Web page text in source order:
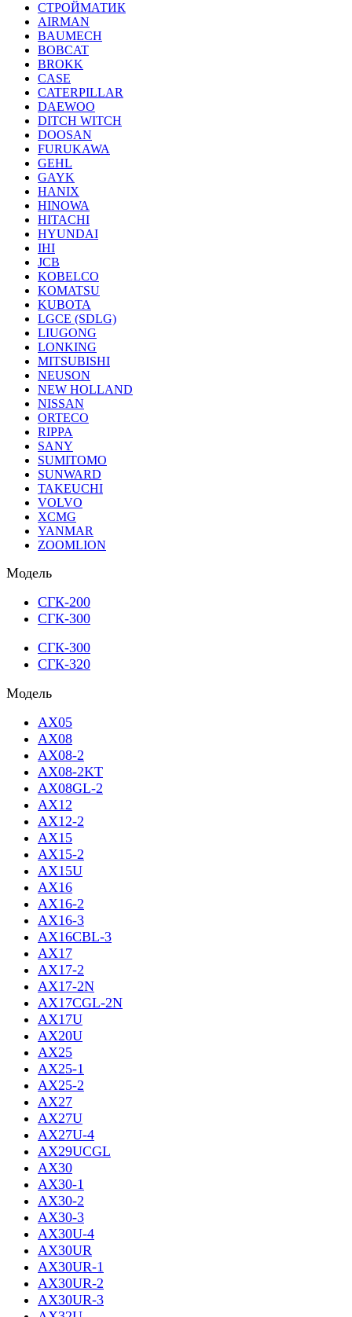
СТРОЙМАТИК
AIRMAN
BAUMECH
BOBCAT
BROKK
CASE
CATERPILLAR
DAEWOO
DITCH WITCH
DOOSAN
FURUKAWA
GEHL
GAYK
HANIX
HINOWA
HITACHI
HYUNDAI
IHI
JCB
KOBELCO
KOMATSU
KUBOTA
LGCE (SDLG)
LIUGONG
LONKING
MITSUBISHI
NEUSON
NEW HOLLAND
NISSAN
ORTECO
RIPPA
SANY
SUMITOMO
SUNWARD
TAKEUCHI
VOLVO
XCMG
YANMAR
ZOOMLION
Модель
СГК-200
СГК-300
СГК-300
СГК-320
Модель
AX05
AX08
AX08-2
AX08-2KT
AX08GL-2
AX12
AX12-2
AX15
AX15-2
AX15U
AX16
AX16-2
AX16-3
AX16CBL-3
AX17
AX17-2
AX17-2N
AX17CGL-2N
AX17U
AX20U
AX25
AX25-1
AX25-2
AX27
AX27U
AX27U-4
AX29UCGL
AX30
AX30-1
AX30-2
AX30-3
AX30U-4
AX30UR
AX30UR-1
AX30UR-2
AX30UR-3